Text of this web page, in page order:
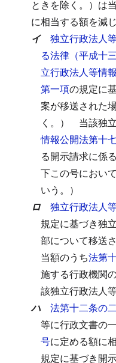
ときを除く。）は
に相当する額を減
イ 独立行政法人
る法律（平成十
立行政法人等情
第一項の規定に
案が移送された
く。）
当該独
情報公開法第十
る開示請求に係
下この号におい
いう。）
ロ 独立行政法人
規定に基づき独
部について移送
当額のうち法第
施する行政機関
該独立行政法人
ハ 法第十二条の
等に行政文書の
号に定める額に
規定に基づき開